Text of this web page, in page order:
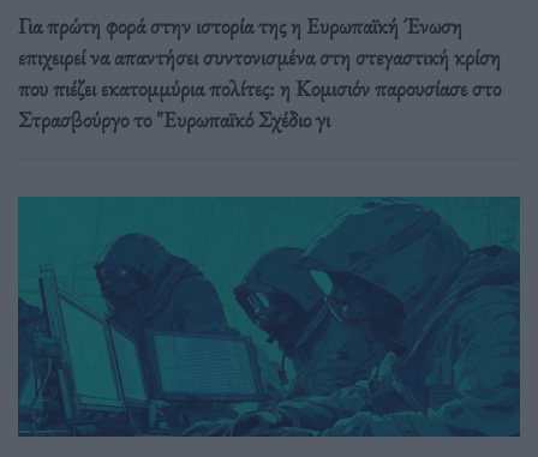
Για πρώτη φορά στην ιστορία της η Ευρωπαϊκή Ένωση
επιχειρεί να απαντήσει συντονισμένα στη στεγαστική κρίση
που πιέζει εκατομμύρια πολίτες: η Κομισιόν παρουσίασε στο
Στρασβούργο το "Ευρωπαϊκό Σχέδιο γι